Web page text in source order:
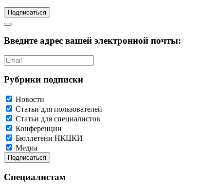
Подписаться
Введите адрес вашей электронной почты:
Рубрики подписки
Новости
Статьи для пользователей
Статьи для специалистов
Конференции
Бюллетени НКЦКИ
Медиа
Специалистам